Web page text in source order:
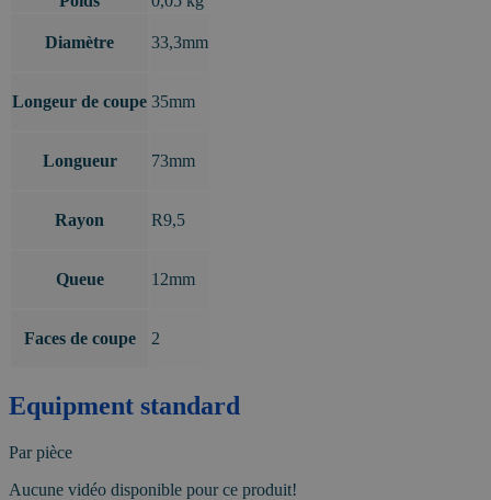
Diamètre 33,3mm
Longeur de coupe 35mm
Longueur 73mm
Rayon R9,5
Queue 12mm
Faces de coupe 2
Equipment standard
Par pièce
Aucune vidéo disponible pour ce produit!